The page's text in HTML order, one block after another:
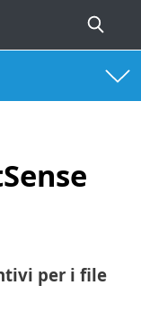
per i file